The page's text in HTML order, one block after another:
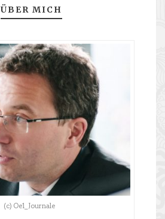
ÜBER MICH
(c) Oe1_Journale